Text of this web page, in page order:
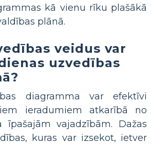
kā vienu rīku plašākā
plānā.
veidus var
uzvedības
diagramma var efektīvi
ieradumiem atkarībā no
vajadzībām. Dažas
kuras var izsekot, ietver